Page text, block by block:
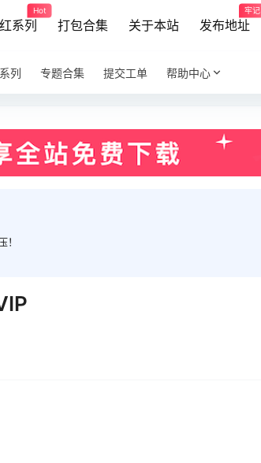
系列
Hot
打包合集 关于本站 发布地址
牢记
列 专题合集 提交工单 帮助中心
！